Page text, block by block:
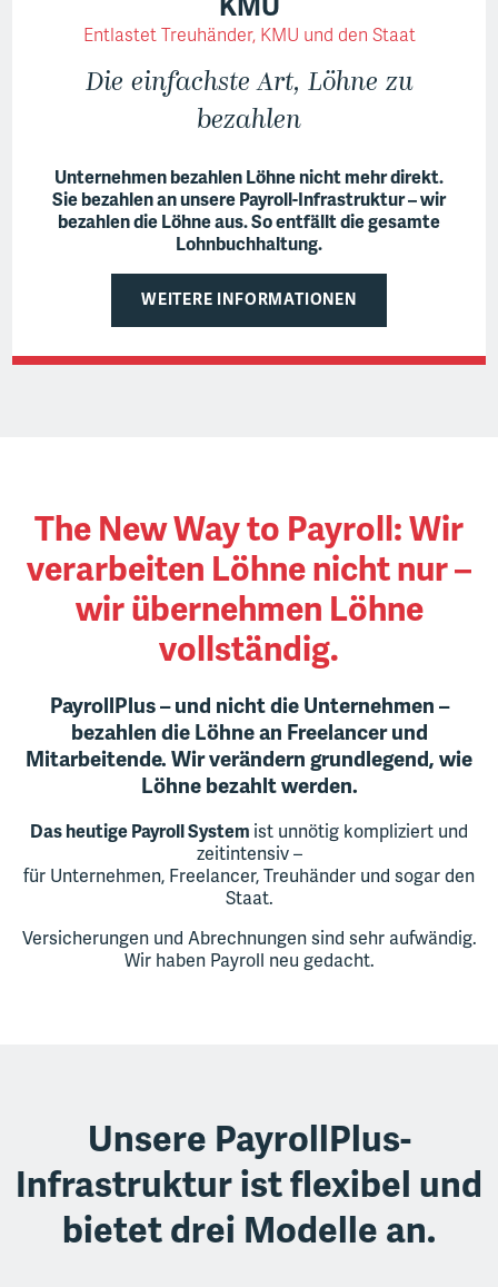
KMU
Entlastet Treuhänder, KMU und den Staat
Die einfachste Art, Löhne zu
bezahlen
Unternehmen bezahlen Löhne nicht mehr direkt.
Sie bezahlen an unsere Payroll-Infrastruktur – wir
bezahlen die Löhne aus. So entfällt die gesamte
Lohnbuchhaltung.
WEITERE INFORMATIONEN
The New Way to Payroll: Wir
verarbeiten Löhne nicht nur –
wir übernehmen Löhne
vollständig.
PayrollPlus – und nicht die Unternehmen –
bezahlen die Löhne an Freelancer und
Mitarbeitende. Wir verändern grundlegend, wie
Löhne bezahlt werden.
Das heutige Payroll System ist unnötig kompliziert und
zeitintensiv –
für Unternehmen, Freelancer, Treuhänder und sogar den
Staat.
Versicherungen und Abrechnungen sind sehr aufwändig.
Wir haben Payroll neu gedacht.
Unsere PayrollPlus-
Infrastruktur ist flexibel und
bietet drei Modelle an.